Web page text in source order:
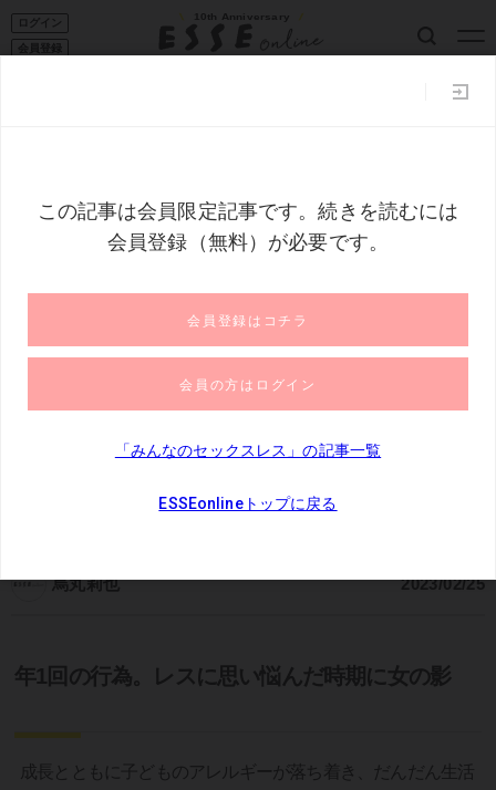
ログイン
会員登録
10th Anniversary
フー
「たぶん浮気はあったけど…」＜セックス
烏丸莉也 2023/02/25
年1回の行為。レスに思い悩んだ時期に女の影
成長とともに子どものアレルギーが落ち着き、だんだん生活